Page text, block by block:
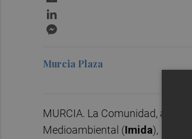
Murcia Plaza
MURCIA. La Comunidad, a
Medioambiental (Imida),